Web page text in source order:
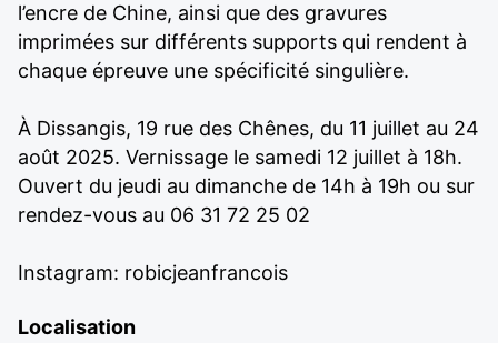
l’encre de Chine, ainsi que des gravures
imprimées sur différents supports qui rendent à
chaque épreuve une spécificité singulière.
À Dissangis, 19 rue des Chênes, du 11 juillet au 24
août 2025. Vernissage le samedi 12 juillet à 18h.
Ouvert du jeudi au dimanche de 14h à 19h ou sur
rendez-vous au 06 31 72 25 02
Instagram: robicjeanfrancois
Localisation